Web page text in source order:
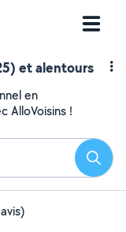
et alentours
en
AlloVoisins !